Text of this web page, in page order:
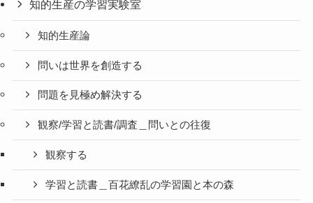
知的生産の学習実験室
知的生産論
問いは世界を創造する
問題を見極め解決する
観察/学習と読書/調査＿問いとの往復
観察する
学習と読書＿百花繚乱の学習園と本の森